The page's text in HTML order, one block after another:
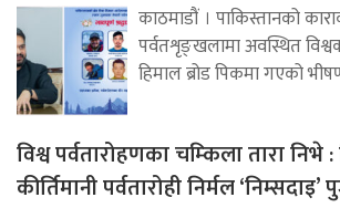
काठमाडौं । पाकिस्तानको
पर्वतशृङ्खलामा अवस्थित
हिमाल ब्रोड पिकमा गएको
विश्व पर्वतारोहणका चम्किला तारा निभे :
कीर्तिमानी पर्वतारोही निर्मल